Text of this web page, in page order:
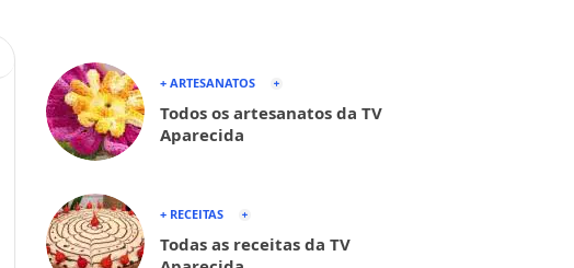
+ ARTESANATOS
Todos os artesanatos da TV
Aparecida
+ RECEITAS
Todas as receitas da TV